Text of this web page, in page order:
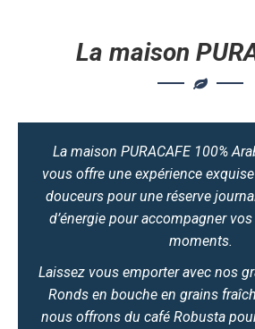
La maison
La maison PURACAFE 100%
vous offre une expérience
douceurs pour une réserve
d’énergie pour accompagner
moments.
Laissez vous emporter avec nos
Ronds en bouche en grains
nous offrons du café Robusta